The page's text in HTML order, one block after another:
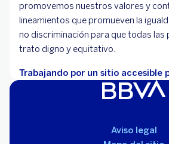
promovemos nuestros valores y
lineamientos que promueven la
no discriminación para que todas las
trato digno y equitativo.
Trabajando por un sitio accesible
Aviso legal